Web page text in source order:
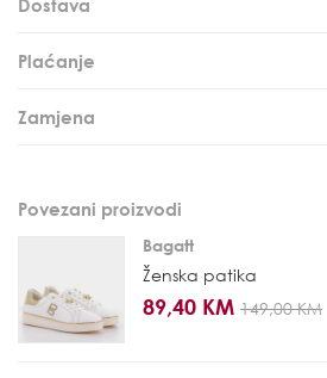
Dostava
Plaćanje
Zamjena
Povezani proizvodi
Bagatt
Ženska patika
89,40 KM 149,00 KM